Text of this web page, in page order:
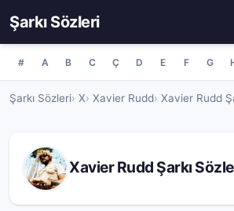
Şarkı Sözleri
# A B C Ç D E F G
Şarkı Sözleri X Xavier Rudd Xavier Rudd
Xavier Rudd Şarkı